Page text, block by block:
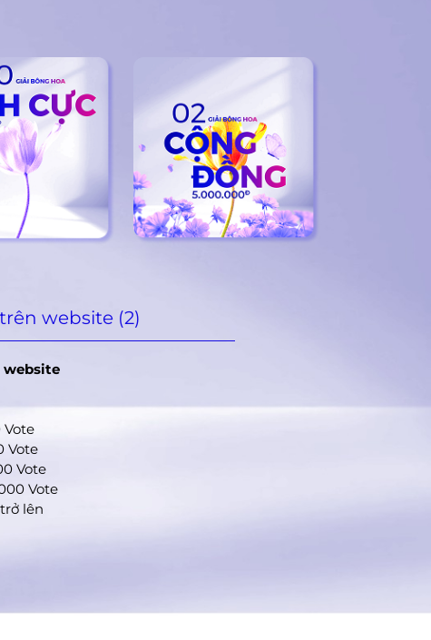
website (2)
website
Vote
Vote
Vote
Vote
lên